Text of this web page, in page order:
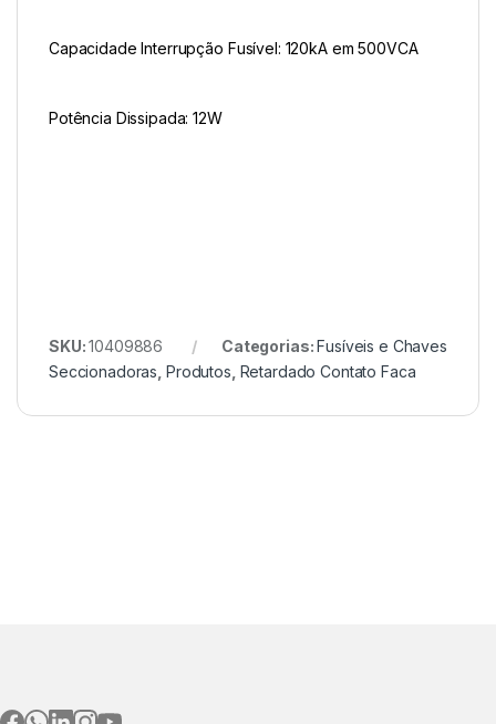
Capacidade Interrupção Fusível: 120kA em 500VCA
Potência Dissipada: 12W
SKU:10409886 Categorias:Fusíveis e Chaves
Seccionadoras Produtos Retardado Contato Faca